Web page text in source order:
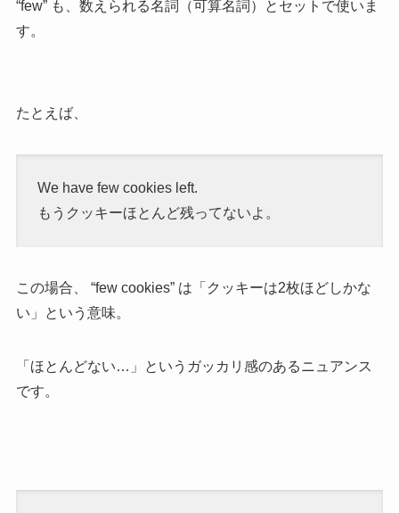
“few” も、数えられる名詞（可算名詞）とセットで使いま
す。
たとえば、
We have few cookies left.
もうクッキーほとんど残ってないよ。
この場合、 “few cookies” は「クッキーは2枚ほどしかな
い」という意味。
「ほとんどない…」というガッカリ感のあるニュアンス
です。